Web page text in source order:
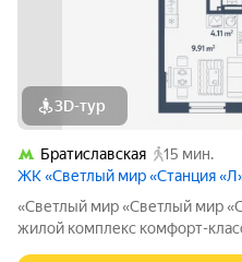
3D-тур
Братиславская
15 мин.
ЖК «Светлый мир «Станция
«Светлый мир «Светлый мир «Станция
жилой комплекс комфорт-